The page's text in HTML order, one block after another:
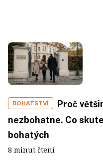
BOHATSTVÍ
Proč
nezbohatne. Co
bohatých
8 minut čtení